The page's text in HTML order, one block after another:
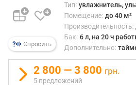
н
и
у
в
л
Спросить
Тип: увлажнитель,
Помещение: до 40 м²
Производительность:
Бак: 6 л, на 20 ч
Дополнительно:
2 800 — 3 800 грн.
5 предложений